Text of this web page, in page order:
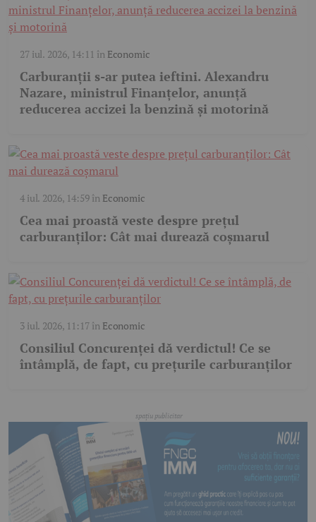
27 iul. 2026, 14:11 în Economic
Carburanții s-ar putea ieftini. Alexandru
Nazare, ministrul Finanțelor, anunță
reducerea accizei la benzină și motorină
4 iul. 2026, 14:59în Economic
Cea mai proastă veste despre prețul
carburanților: Cât mai durează coșmarul
3 iul. 2026, 11:17în Economic
Consiliul Concurenței dă verdictul! Ce se
întâmplă, de fapt, cu prețurile carburanților